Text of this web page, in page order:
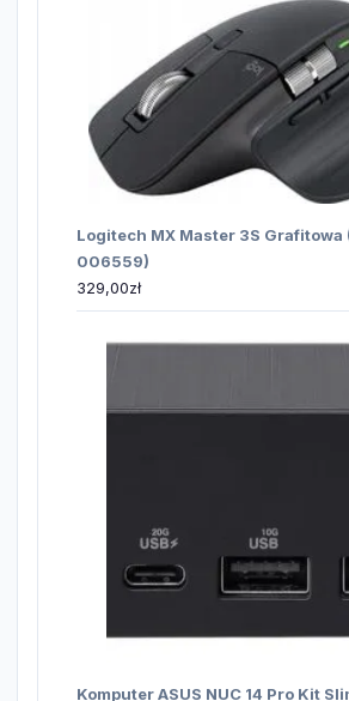
Logitech MX Master 3S Grafitowa
006559)
329,00zł
Komputer ASUS NUC 14 Pro Kit